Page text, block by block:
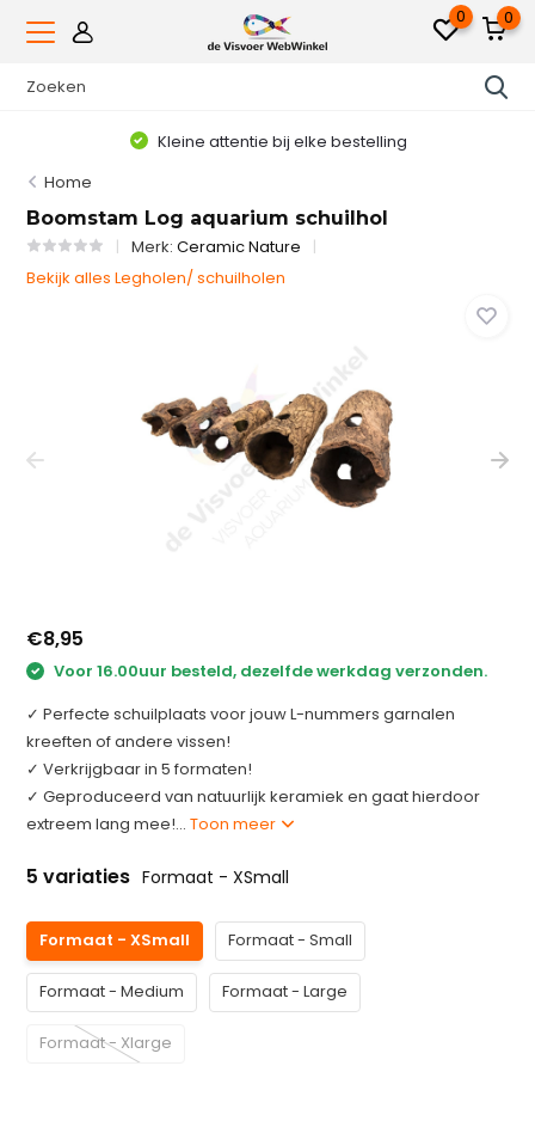
0 0
Kleine attentie bij elke bestelling
Home
Boomstam Log aquarium schuilhol
Merk:Ceramic Nature
Bekijk alles Legholen/ schuilholen
€8,95
Voor 16.00uur besteld, dezelfde werkdag verzonden.
✓ Perfecte schuilplaats voor jouw L-nummers garnalen
kreeften of andere vissen!
✓ Verkrijgbaar in 5 formaten!
✓ Geproduceerd van natuurlijk keramiek en gaat hierdoor
extreem lang mee!...Toon meer
5 variaties Formaat - XSmall
Formaat - XSmall Formaat - Small
Formaat - Medium Formaat - Large
Formaat - Xlarge